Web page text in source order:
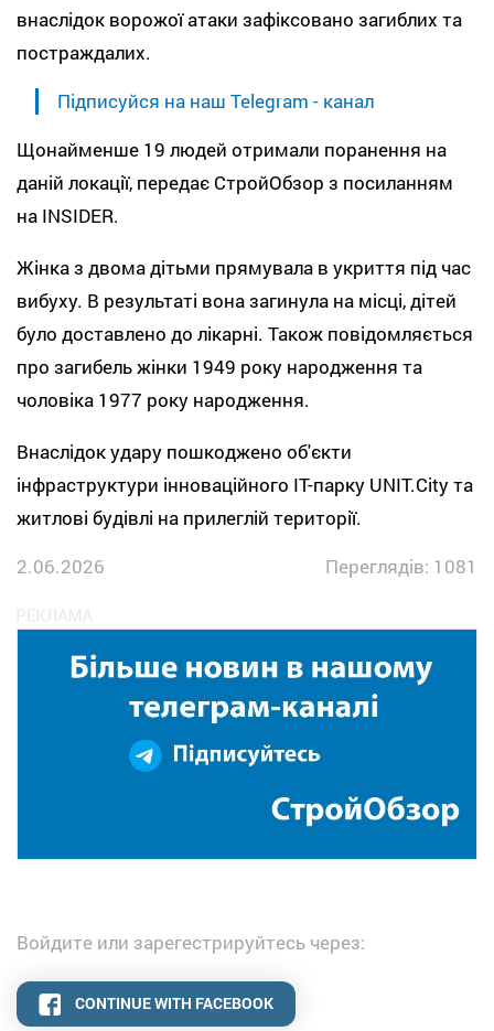
внаслідок ворожої атаки зафіксовано загиблих та
постраждалих.
Підписуйся на наш Telegram - канал
Щонайменше 19 людей отримали поранення на
даній локації, передає СтройОбзор з посиланням
на INSIDER.
Жінка з двома дітьми прямувала в укриття під час
вибуху. В результаті вона загинула на місці, дітей
було доставлено до лікарні. Також повідомляється
про загибель жінки 1949 року народження та
чоловіка 1977 року народження.
Внаслідок удару пошкоджено об'єкти
інфраструктури інноваційного IT-парку UNIT.City та
житлові будівлі на прилеглій території.
2.06.2026
Переглядів: 1081
Войдите или зарегестрируйтесь через:
CONTINUE WITH FACEBOOK